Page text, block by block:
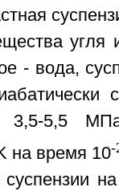
- вода,
3,5-5,5
на время 10-
суспензии